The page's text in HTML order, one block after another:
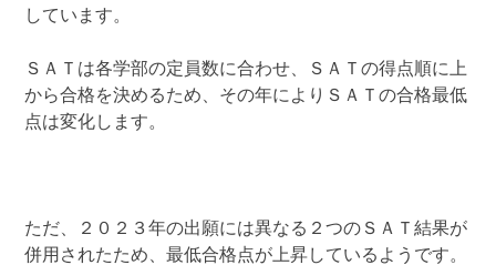
しています。
ＳＡＴは各学部の定員数に合わせ、ＳＡＴの得点順に上
から合格を決めるため、その年によりＳＡＴの合格最低
点は変化します。
ただ、２０２３年の出願には異なる２つのＳＡＴ結果が
併用されたため、最低合格点が上昇しているようです。